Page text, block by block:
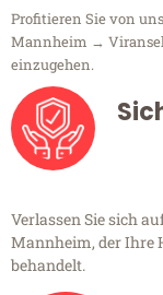
Profitieren Sie von
Mannheim →
einzugehen.
Verlassen Sie sich
Mannheim, der Ihre
behandelt.